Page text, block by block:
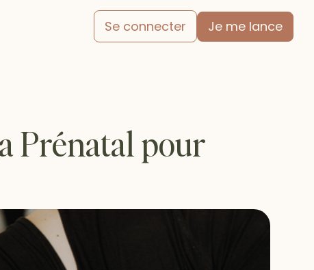
Se connecter Je me lance
Prénatal pour